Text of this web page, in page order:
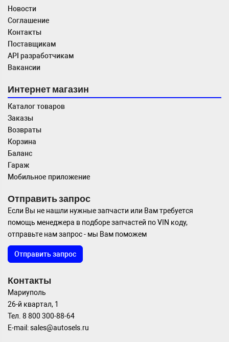
Новости
Соглашение
Контакты
Поставщикам
API разработчикам
Вакансии
Интернет магазин
Каталог товаров
Заказы
Возвраты
Корзина
Баланс
Гараж
Мобильное приложение
Отправить запрос
Если Вы не нашли нужные запчасти или Вам требуется
помощь менеджера в подборе запчастей по VIN коду,
отправьте нам запрос - мы Вам поможем
Отправить запрос
Контакты
Мариуполь
26-й квартал, 1
Тел. 8 800 300-88-64
E-mail: sales@autosels.ru